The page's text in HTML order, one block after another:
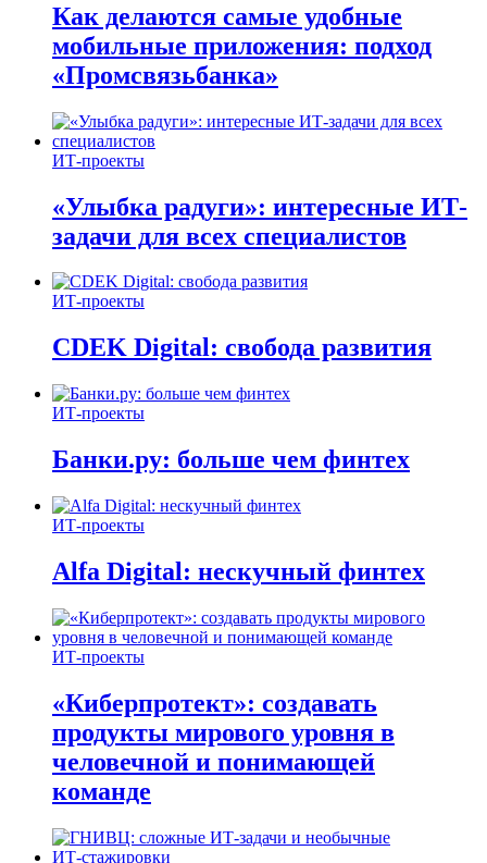
Как делаются самые удобные
мобильные приложения: подход
«Промсвязьбанка»
ИТ-проекты
«Улыбка радуги»: интересные ИТ-
задачи для всех специалистов
ИТ-проекты
CDEK Digital: свобода развития
ИТ-проекты
Банки.ру: больше чем финтех
ИТ-проекты
Alfa Digital: нескучный финтех
ИТ-проекты
«Киберпротект»: создавать
продукты мирового уровня в
человечной и понимающей
команде